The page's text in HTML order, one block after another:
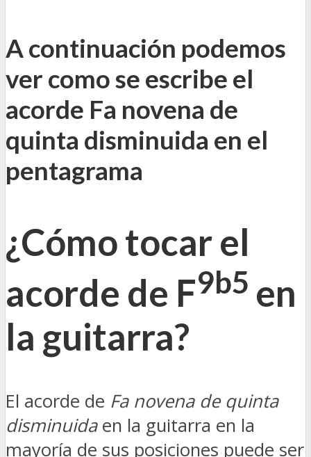
A continuación podemos
ver como se escribe el
acorde Fa novena de
quinta disminuida en el
pentagrama
¿Cómo tocar el
acorde de F9b5 en
la guitarra?
El acorde de Fa novena de quinta
disminuidaen la guitarra en la
mayoría de sus posiciones puede ser